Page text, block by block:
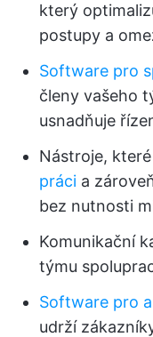
který
postupy a
Software pro
členy vašeho
usnadňuje
Nástroje,
práci a
bez nutnosti
Komunikační
týmu
Software pro
udrží